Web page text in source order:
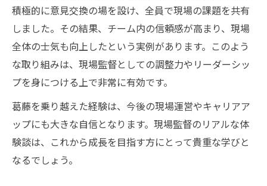
積極的に意見交換の場を設け、全員で現場の課題を共有
しました。その結果、チーム内の信頼感が高まり、現場
全体の士気も向上したという実例があります。このよう
な取り組みは、現場監督としての調整力やリーダーシッ
プを身につける上で非常に有効です。
葛藤を乗り越えた経験は、今後の現場運営やキャリアア
ップにも大きな自信となります。現場監督のリアルな体
験談は、これから成長を目指す方にとって貴重な学びと
なるでしょう。